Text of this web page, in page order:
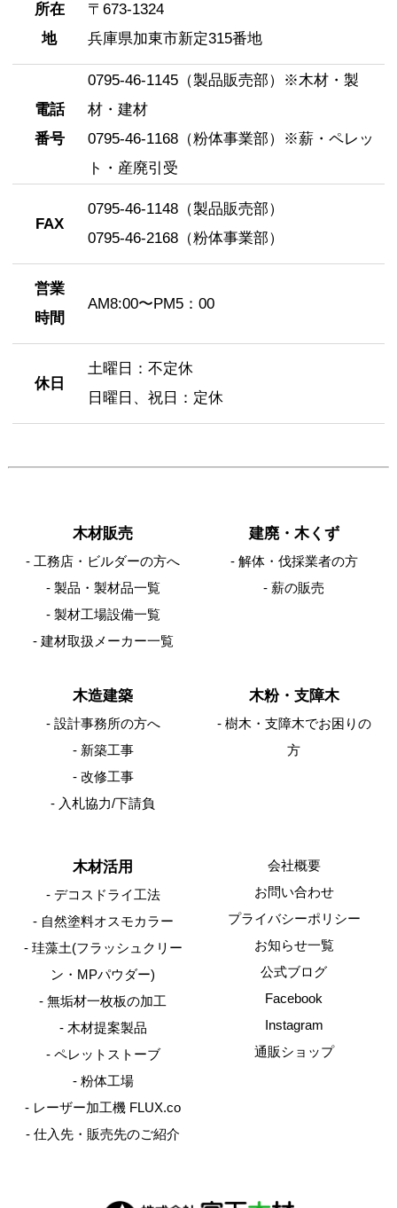
所在
地
〒673-1324
兵庫県加東市新定315番地
電話
番号
0795-46-1145（製品販売部）※木材・製
材・建材
0795-46-1168（粉体事業部）※薪・ペレッ
ト・産廃引受
FAX
0795-46-1148（製品販売部）
0795-46-2168（粉体事業部）
営業
時間
AM8:00〜PM5：00
休日
土曜日：不定休
日曜日、祝日：定休
木材販売
工務店・ビルダーの方へ
製品・製材品一覧
製材工場設備一覧
建材取扱メーカー一覧
木造建築
設計事務所の方へ
新築工事
改修工事
入札協力/下請負
建廃・木くず
解体・伐採業者の方
薪の販売
木粉・支障木
樹木・支障木でお困りの
方
木材活用
デコスドライ工法
自然塗料オスモカラー
珪藻土(フラッシュクリー
ン・MPパウダー)
無垢材一枚板の加工
木材提案製品
ペレットストーブ
粉体工場
レーザー加工機 FLUX.co
仕入先・販売先のご紹介
会社概要
お問い合わせ
プライバシーポリシー
お知らせ一覧
公式ブログ
Facebook
Instagram
通販ショップ